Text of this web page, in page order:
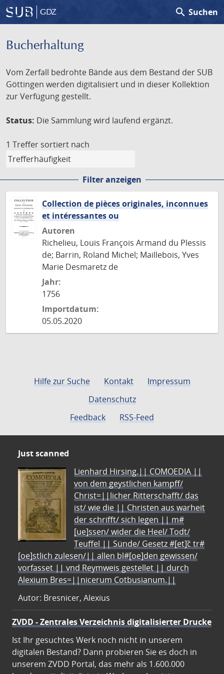
GDZ search Suchen
Bucherhaltung
Vom Zerfall bedrohte Bände aus dem Bestand der SUB
Göttingen werden digitalisiert und in dieser Kollektion
zur Verfügung gestellt.
Status: Die Sammlung wird laufend ergänzt.
1 Treffer sortiert nach
Filter anzeigen
Collection de pièces originales, inconnues
et intéressantes ou
Autoren
Richelieu, Louis François Armand du Plessis
de; Barrin, Roland Michel; Maillebois, Yves
Marie Desmaretz de
Jahr:
1756
Importdatum:
05.05.2020
Hilfe zur Suche Kontakt
Impressum
Datenschutz
Feedback
RSS-Feed
Just scanned
Lienhard Hirsing.|| COMOEDIA ||
von dem geystlichen kampff/
Christ=||licher Ritterschafft/ das
ist/ wie die || Christen aus warheit
der schrifft/ sich legen || m#
[ue]ssen/ wider die Heel/ Todt/
Teuffel || Sünde/ Gesetz #[et]c̃ tr#
[oe]stlich zulesen/|| allen bl#[oe]den gewissen/
vorfasset || vnd Reymweis gestellet || durch
Alexium Bres=||nicerum Cotbusianum.||
Autor: Bresnicer, Alexius
ZVDD - Zentrales Verzeichnis digitalisierter Drucke
Ist Ihr gesuchtes Werk noch nicht in unserem
digitalen Bestand? Dann probieren Sie es doch in
unserem ZVDD Portal, das mehr als 1.600.000